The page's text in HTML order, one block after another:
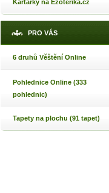
Kartářky na Ezoterika.cz
PRO VÁS
6 druhů Věštění Online
Pohlednice Online (333
pohlednic)
Tapety na plochu (91 tapet)